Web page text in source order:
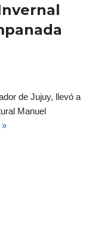
de Jujuy, llevó a
Manuel
»